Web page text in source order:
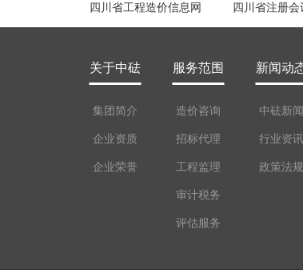
四川省工程造价信息网 四川省注册会
关于中砝
集团简介
企业资质
企业荣誉
服务范围
造价咨询
招标代理
工程监理
审计税务
评估服务
新闻动
中砝新闻
行业资讯
政策法规